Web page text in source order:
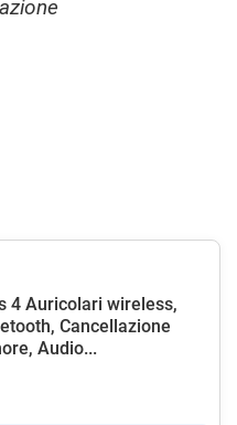
4 Auricolari wireless,
Cancellazione
Audio...